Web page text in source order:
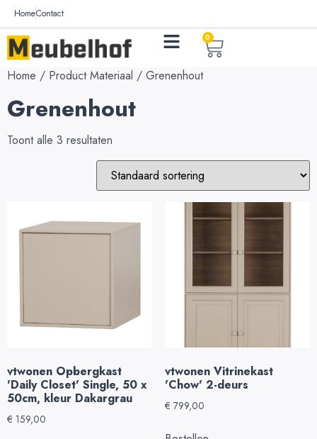
HomeContact
0
Home / Product Materiaal / Grenenhout
Grenenhout
Toont alle 3 resultaten
vtwonen Opbergkast
'Daily Closet' Single, 50 x
50cm, kleur Dakargrau
€ 159,00
vtwonen Vitrinekast
'Chow' 2-deurs
€ 799,00